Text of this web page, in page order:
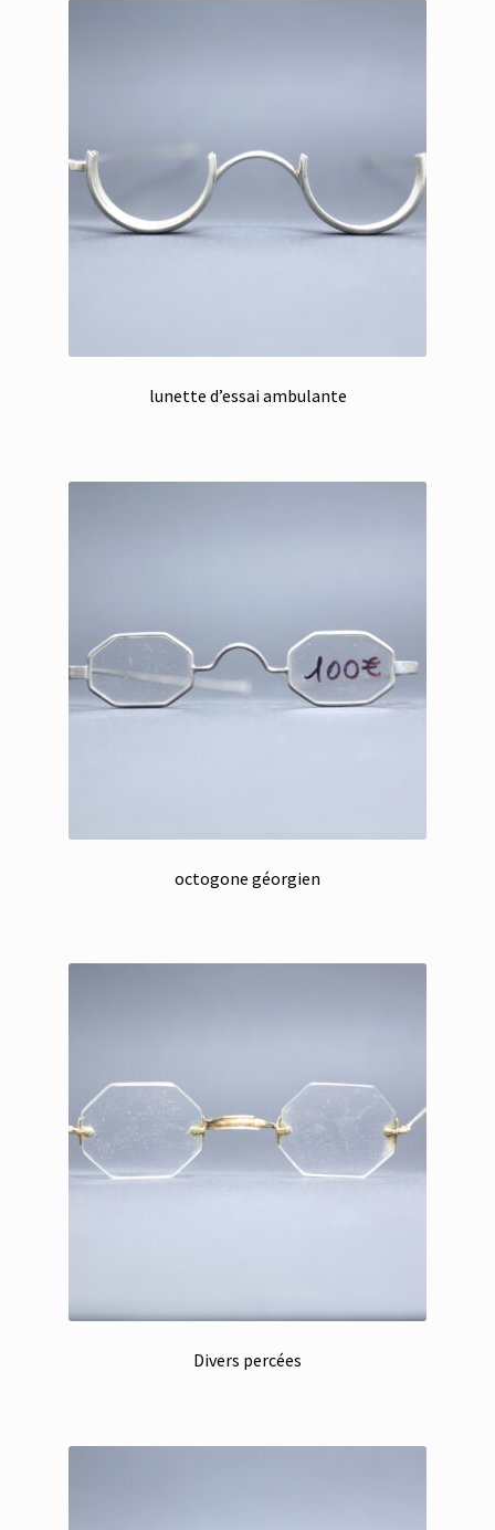
lunette d’essai ambulante
octogone géorgien
Divers percées